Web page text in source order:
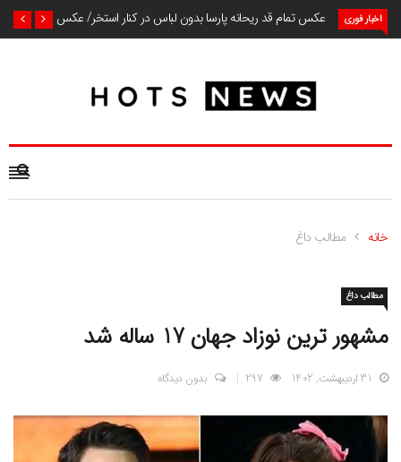
اخبار فوری عکس تمام قد ریحانه پارسا بدون لباس در کنار استخر/ عکس
خانه مطالب داغ
مطالب داغ
مشهور ترین نوزاد جهان 17 ساله شد
31 اردیبهشت, 1402 بدون دیدگاه